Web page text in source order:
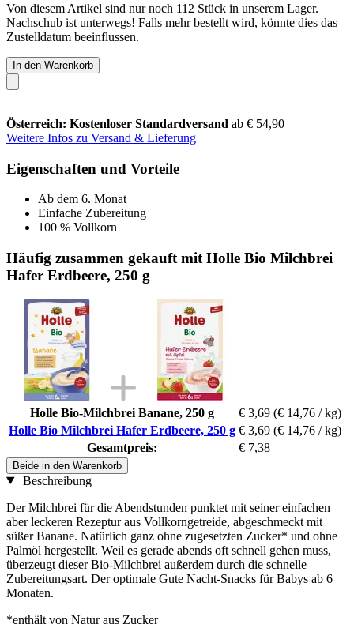
Von diesem Artikel sind nur noch 112 Stück in unserem Lager.
Nachschub ist unterwegs! Falls mehr bestellt wird, könnte dies das
Zustelldatum beeinflussen.
In den Warenkorb
Österreich: Kostenloser Standardversand ab € 54,90
Weitere Infos zu Versand & Lieferung
Eigenschaften und Vorteile
Ab dem 6. Monat
Einfache Zubereitung
100 % Vollkorn
Häufig zusammen gekauft mit Holle Bio Milchbrei
Hafer Erdbeere, 250 g
Holle Bio-Milchbrei Banane, 250 g € 3,69 (€ 14,76 / kg)
Holle Bio Milchbrei Hafer Erdbeere, 250 g € 3,69 (€ 14,76 / kg)
Gesamtpreis:
€ 7,38
Beide in den Warenkorb
Beschreibung
Der Milchbrei für die Abendstunden punktet mit seiner einfachen
aber leckeren Rezeptur aus Vollkorngetreide, abgeschmeckt mit
süßer Banane. Natürlich ganz ohne zugesetzten Zucker* und ohne
Palmöl hergestellt. Weil es gerade abends oft schnell gehen muss,
überzeugt dieser Bio-Milchbrei außerdem durch die schnelle
Zubereitungsart. Der optimale Gute Nacht-Snacks für Babys ab 6
Monaten.
*enthält von Natur aus Zucker